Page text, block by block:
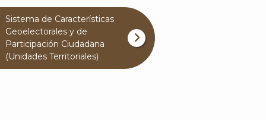
Sistema de Características
Geoelectorales y de
Participación Ciudadana
(Unidades Territoriales)